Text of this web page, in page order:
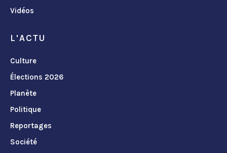
Vidéos
L'ACTU
Culture
Élections 2026
Planète
Politique
Reportages
Société